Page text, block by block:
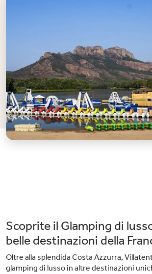
Scoprite il Glamping di
belle destinazioni della
Oltre alla splendida Costa Azzurra,
glamping di lusso in altre destinazioni